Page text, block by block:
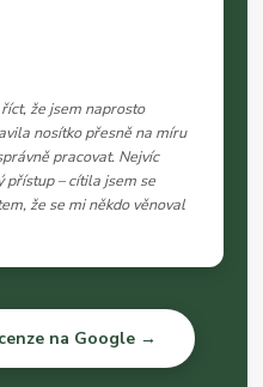
že jsem naprosto
nosítko přesně na míru
pracovat. Nejvíc
přístup – cítila jsem se
že se mi někdo věnoval
na Google →